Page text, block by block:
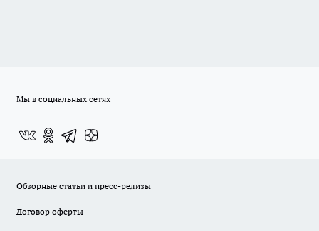
Мы в социальных сетях
Обзорные статьи и пресс-релизы
Договор оферты